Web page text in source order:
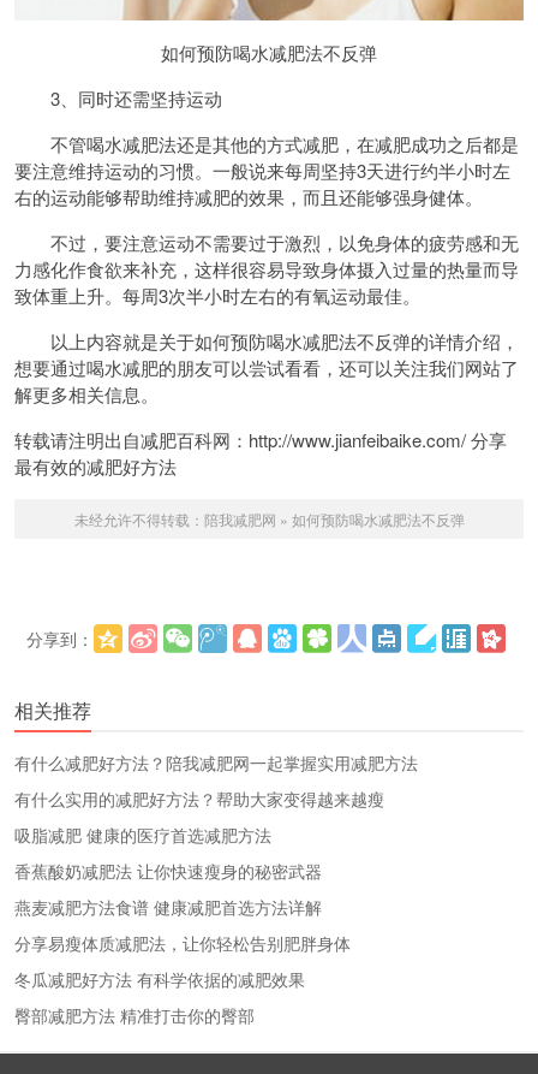
如何预防喝水减肥法不反弹
3、同时还需坚持运动
不管喝水减肥法还是其他的方式减肥，在减肥成功之后都是
要注意维持运动的习惯。一般说来每周坚持3天进行约半小时左
右的运动能够帮助维持减肥的效果，而且还能够强身健体。
不过，要注意运动不需要过于激烈，以免身体的疲劳感和无
力感化作食欲来补充，这样很容易导致身体摄入过量的热量而导
致体重上升。每周3次半小时左右的有氧运动最佳。
以上内容就是关于如何预防喝水减肥法不反弹的详情介绍，
想要通过喝水减肥的朋友可以尝试看看，还可以关注我们网站了
解更多相关信息。
转载请注明出自减肥百科网：http://www.jianfeibaike.com/ 分享
最有效的减肥好方法
未经允许不得转载： 陪我减肥网 » 如何预防喝水减肥法不反弹
分享到：
相关推荐
有什么减肥好方法？陪我减肥网一起掌握实用减肥方法
有什么实用的减肥好方法？帮助大家变得越来越瘦
吸脂减肥 健康的医疗首选减肥方法
香蕉酸奶减肥法 让你快速瘦身的秘密武器
燕麦减肥方法食谱 健康减肥首选方法详解
分享易瘦体质减肥法，让你轻松告别肥胖身体
冬瓜减肥好方法 有科学依据的减肥效果
臀部减肥方法 精准打击你的臀部